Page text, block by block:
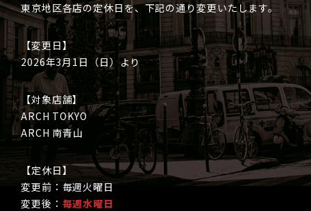
東京地区各店の定休日を、下記の通り変更いたします。
【変更日】
2026年3月1日（日）より
【対象店舗】
ARCH TOKYO
ARCH 南青山
【定休日】
変更前：毎週火曜日
変更後： 毎週水曜日